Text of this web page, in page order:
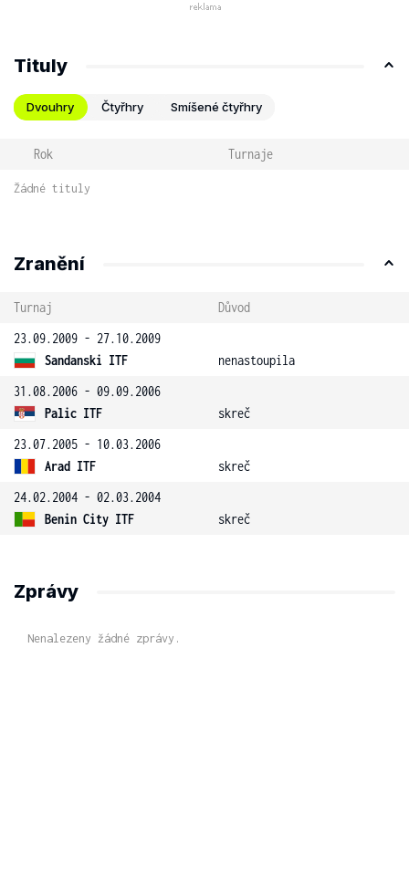
Tituly
Dvouhry Čtyřhry Smíšené čtyřhry
Rok Turnaje
Žádné tituly
Zranění
Turnaj
Důvod
23.09.2009 - 27.10.2009
Sandanski ITF
nenastoupila
31.08.2006 - 09.09.2006
Palic ITF
skreč
23.07.2005 - 10.03.2006
Arad ITF
skreč
24.02.2004 - 02.03.2004
Benin City ITF
skreč
Zprávy
Nenalezeny žádné zprávy.